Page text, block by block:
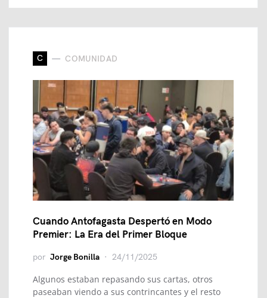
C COMUNIDAD
Cuando Antofagasta Despertó en Modo
Premier: La Era del Primer Bloque
por Jorge Bonilla 24/11/2025
Algunos estaban repasando sus cartas, otros
paseaban viendo a sus contrincantes y el resto